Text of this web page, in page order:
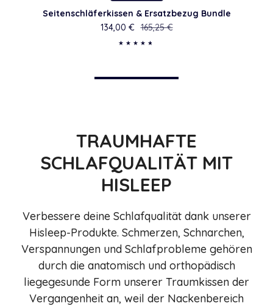
Seitenschläferkissen & Ersatzbezug Bundle
Verkaufspreis
134,00 € Regulärer Preis
165,25 €
TRAUMHAFTE
SCHLAFQUALITÄT MIT
HISLEEP
Verbessere deine Schlafqualität dank unserer
Hisleep-Produkte. Schmerzen, Schnarchen,
Verspannungen und Schlafprobleme gehören
durch die anatomisch und orthopädisch
liegegesunde Form unserer Traumkissen der
Vergangenheit an, weil der Nackenbereich